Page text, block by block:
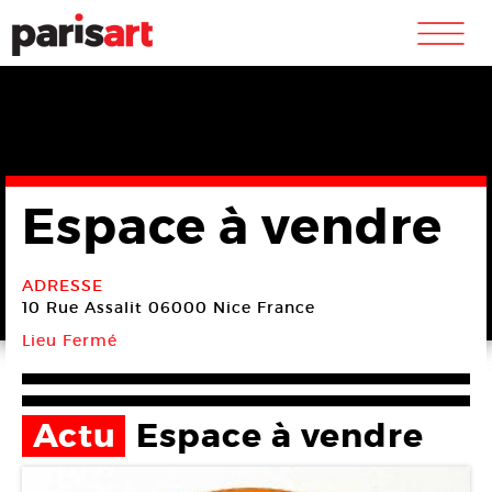
m
Espace à vendre
ADRESSE
10 Rue Assalit 06000 Nice France
Lieu Fermé
Actu Espace à vendre